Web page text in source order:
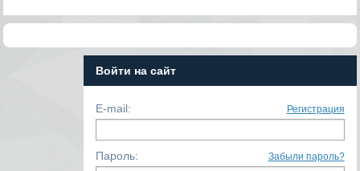
Войти на сайт
E-mail: Регистрация
Пароль: Забыли пароль?